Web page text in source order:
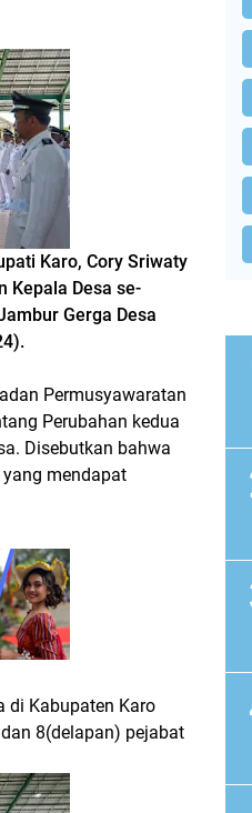
Karo, Cory Sriwaty
Kepala Desa se-
Gerga Desa
Permusyawaratan
Perubahan kedua
Disebutkan bahwa
mendapat
di Kabupaten Karo
8(delapan) pejabat